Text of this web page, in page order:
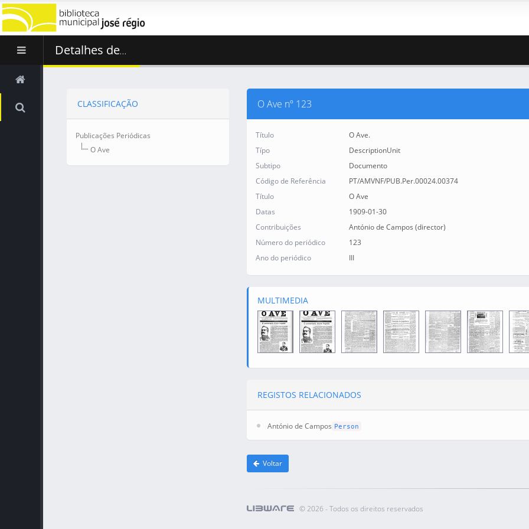
Detalhes de...
O Ave nº 123
Título
O Ave.
Típo
DescriptionUnit
Subtipo
Documento
Código de Referência
PT/AMVNF/PUB.Per.00024.00374
Título
O Ave
Datas
1909-01-30
Contribuições
António de Campos (director)
Número do periódico
123
Ano do periódico
III
CLASSIFICAÇÃO
Publicações Periódicas
O Ave
MULTIMEDIA
REGISTOS RELACIONADOS
António de Campos Person
Voltar
© 2026 - Todos os direitos reservados